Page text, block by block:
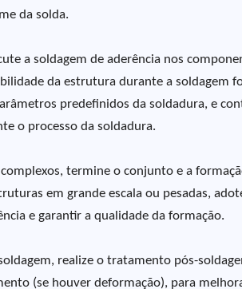
da solda.
a soldagem de aderência nos
da estrutura durante a soldagem
predefinidos da soldadura, e
o processo da soldadura.
termine o conjunto e a
em grande escala ou pesadas,
e garantir a qualidade da formação.
realize o tratamento pós-
(se houver deformação), para